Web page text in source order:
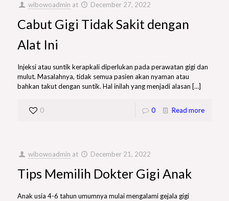
wibowoadmin at December 27, 2022
Cabut Gigi Tidak Sakit dengan
Alat Ini
Injeksi atau suntik kerapkali diperlukan pada perawatan gigi dan
mulut. Masalahnya, tidak semua pasien akan nyaman atau
bahkan takut dengan suntik. Hal inilah yang menjadi alasan […]
0 0 Read more
wibowoadmin at December 21, 2022
Tips Memilih Dokter Gigi Anak
Anak usia 4-6 tahun umumnya mulai mengalami gejala gigi